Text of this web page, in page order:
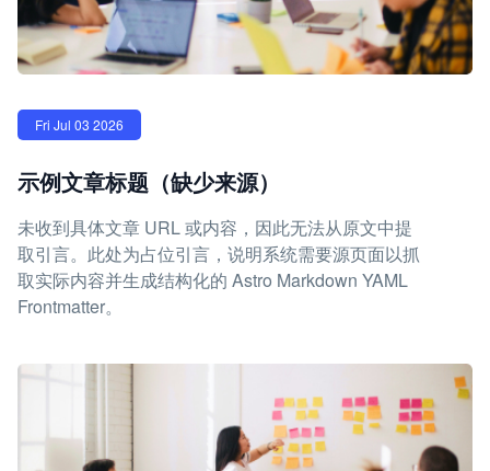
Fri Jul 03 2026
示例文章标题（缺少来源）
未收到具体文章 URL 或内容，因此无法从原文中提
取引言。此处为占位引言，说明系统需要源页面以抓
取实际内容并生成结构化的 Astro Markdown YAML
Frontmatter。